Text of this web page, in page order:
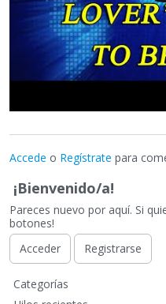
Accede o Regístrate para
¡Bienvenido/a!
Pareces nuevo por aquí. Si
botones!
Acceder
Registrarse
E
n
Categorías